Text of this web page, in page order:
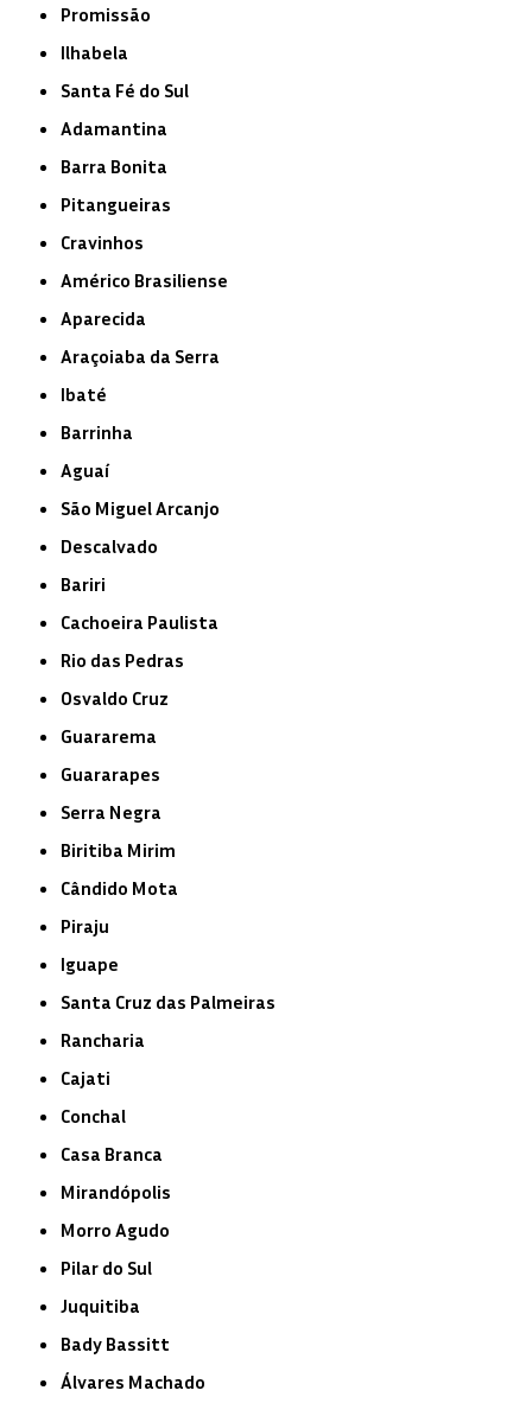
Promissão
Ilhabela
Santa Fé do Sul
Adamantina
Barra Bonita
Pitangueiras
Cravinhos
Américo Brasiliense
Aparecida
Araçoiaba da Serra
Ibaté
Barrinha
Aguaí
São Miguel Arcanjo
Descalvado
Bariri
Cachoeira Paulista
Rio das Pedras
Osvaldo Cruz
Guararema
Guararapes
Serra Negra
Biritiba Mirim
Cândido Mota
Piraju
Iguape
Santa Cruz das Palmeiras
Rancharia
Cajati
Conchal
Casa Branca
Mirandópolis
Morro Agudo
Pilar do Sul
Juquitiba
Bady Bassitt
Álvares Machado